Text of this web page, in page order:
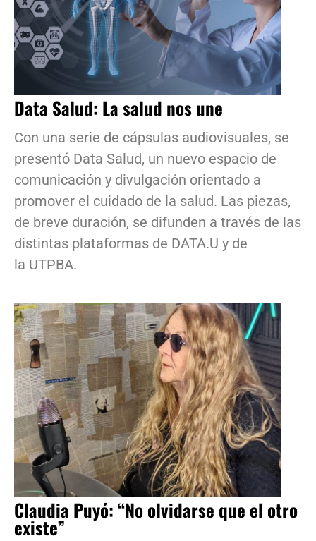
Data Salud: La salud nos une
Con una serie de cápsulas audiovisuales, se
presentó Data Salud, un nuevo espacio de
comunicación y divulgación orientado a
promover el cuidado de la salud. Las piezas,
de breve duración, se difunden a través de las
distintas plataformas de DATA.U y de
la UTPBA.
Claudia Puyó: “No olvidarse que el otro
existe”